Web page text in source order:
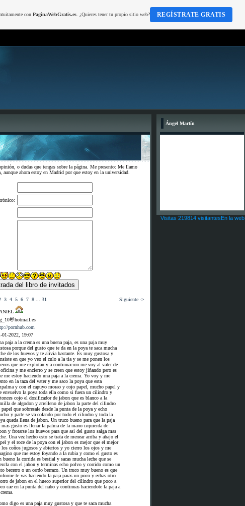
o dudas que tengas sobre la página. Me presento: Me llamo
ahora estoy en Madrid por que estoy en la universidad.
3 4 5 6 7 8... 31
Siguiente ->
hotmail.es
pornhub.com
01-2022, 19:07
paja a la crema es una buena paja, es una paja muy
porque del gusto que te da en la poya te saca mucha
de los huevos y te alivia bastante. Es muy gustosa y
en que yo veo el culo a la tia y se me ponen los
que me explotan y a continuacion me voy al vater de
y me encierro y se creen que estoy jiñando pero es
me estoy haciendo una paja a la crema. Yo voy y me
en la taza del vater y me saco la poya que esta
y con el capuyo morao y cojo papel, mucho papel y
envuelvo la poya toda ella como si fuera un cilindro y
cojo el dosificador de jabon que es blanco a la
de algodon y arrelleno de jabon la parte del cilindro
papel que sobresale desde la punta de la poya y echo
y parte se va colando por todo el cilindro y toda la
queda llena de jabon. Un truco bueno para que la paja
mas gusto es llenar la palma de la mano izquierda de
y frotarse los huevos para que asi del gusto salga mas
Una vez hecho esto se trata de menear arriba y abajo el
y el roce de la poya con el jabon es mejor que el mejor
los coños jugosos y abiertos y yo cierro los ojos y me
que me estoy foyando a la rubia y como el gusto es
bueno la corrida es bestial y sacas mucha leche que se
con el jabon y terminas echo polvo y corrido como un
becerro o un cerdo berraco. Un truco muy bueno es que
te vas haciendo la paja paras un poco y echas otro
de jabon en el hueco superior del cilindro que poco a
cae en la punta del nabo y continuas haciendote la paja a
digo es una paja muy gustosa y que te saca mucha
Ángel Martín
Visitas 219814 visitantesEn la web
con PaginaWebGratis.es. ¿Quieres tener tu propio sitio web? REGÍSTRATE GRATIS